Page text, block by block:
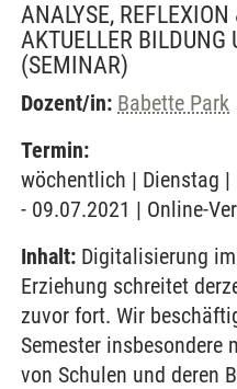
ANALYSE,
AKTUELLER BILDUNG
(SEMINAR)
Dozent/in: Babette Park
Termin:
wöchentlich | Dienstag |
- 09.07.2021 | Online-
Inhalt: Digitalisierung
Erziehung schreitet
zuvor fort. Wir
Semester insbesondere
von Schulen und deren